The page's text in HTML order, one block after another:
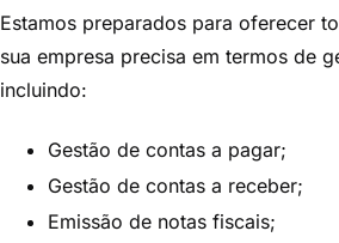
Estamos preparados para oferecer
sua empresa precisa em termos de
incluindo:
Gestão de contas a pagar;
Gestão de contas a receber;
Emissão de notas fiscais;